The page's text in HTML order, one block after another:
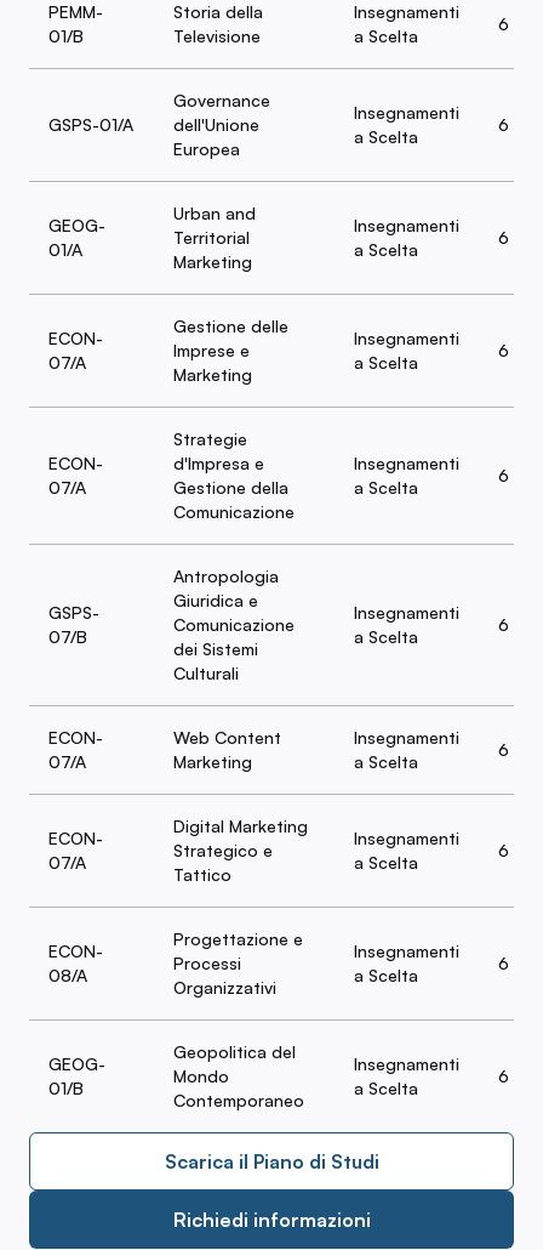
PEMM-
01/B
Storia della
Televisione
Insegnamenti
a Scelta
6
GSPS-01/A
Governance
dell'Unione
Europea
Insegnamenti
a Scelta
6
GEOG-
01/A
Urban and
Territorial
Marketing
Insegnamenti
a Scelta
6
ECON-
07/A
Gestione delle
Imprese e
Marketing
Insegnamenti
a Scelta
6
ECON-
07/A
Strategie
d'Impresa e
Gestione della
Comunicazione
Insegnamenti
a Scelta
6
GSPS-
07/B
Antropologia
Giuridica e
Comunicazione
dei Sistemi
Culturali
Insegnamenti
a Scelta
6
ECON-
07/A
Web Content
Marketing
Insegnamenti
a Scelta
6
ECON-
07/A
Digital Marketing
Strategico e
Tattico
Insegnamenti
a Scelta
6
ECON-
08/A
Progettazione e
Processi
Organizzativi
Insegnamenti
a Scelta
6
GEOG-
01/B
Geopolitica del
Mondo
Contemporaneo
Insegnamenti
a Scelta
6
Scarica il Piano di Studi
Richiedi informazioni